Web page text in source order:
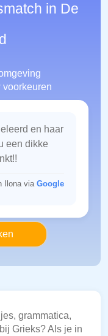
in De
voorkeuren
en haar
een dikke
Ilona via Google
grammatica,
Grieks? Als je in